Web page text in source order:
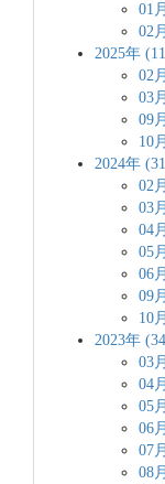
01
02
2025年
02
03
09
10
2024年
02
03
04
05
06
09
10
2023年
03
04
05
06
07
08